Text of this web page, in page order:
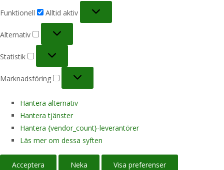
Funktionell
Alltid aktiv
Alternativ
Statistik
Marknadsföring
Hantera alternativ
Hantera tjänster
Hantera {vendor_count}-leverantörer
Läs mer om dessa syften
Acceptera Neka Visa preferenser